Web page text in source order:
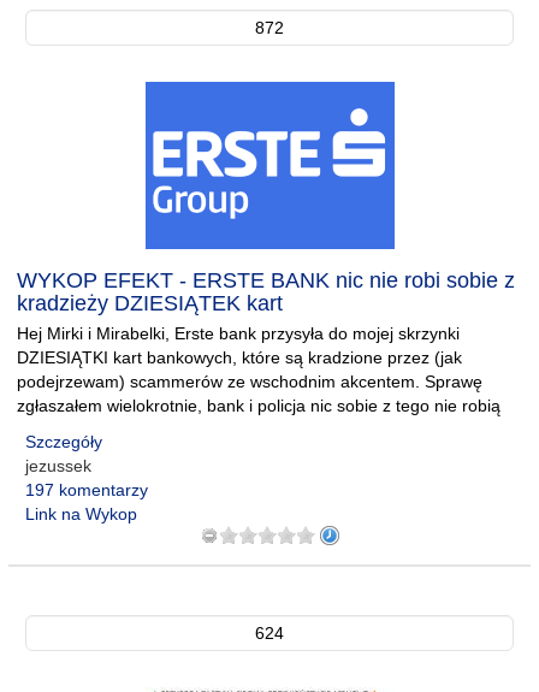
872
WYKOP EFEKT - ERSTE BANK nic nie robi sobie z
kradzieży DZIESIĄTEK kart
Hej Mirki i Mirabelki, Erste bank przysyła do mojej skrzynki
DZIESIĄTKI kart bankowych, które są kradzione przez (jak
podejrzewam) scammerów ze wschodnim akcentem. Sprawę
zgłaszałem wielokrotnie, bank i policja nic sobie z tego nie robią
Szczegóły
jezussek
197 komentarzy
Link na Wykop
624